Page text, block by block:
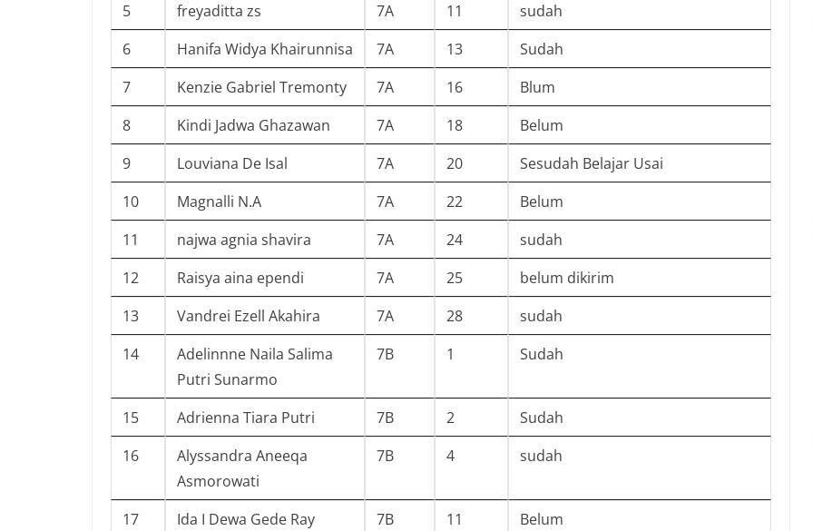
5
freyaditta zs 7A 11
sudah
6
Hanifa Widya Khairunnisa 7A 13
Sudah
7
Kenzie Gabriel Tremonty 7A 16
Blum
8
Kindi Jadwa Ghazawan 7A 18
Belum
9
Louviana De Isal 7A 20
Sesudah Belajar Usai
10
Magnalli N.A 7A 22
Belum
11
najwa agnia shavira 7A 24
sudah
12
Raisya aina ependi 7A 25
belum dikirim
13
Vandrei Ezell Akahira 7A 28
sudah
14
Adelinnne Naila Salima
Putri Sunarmo
7B 1 Sudah
15 Adrienna Tiara Putri 7B 2
Sudah
16
Alyssandra Aneeqa
Asmorowati
7B 4 sudah
17
Ida I Dewa Gede Ray
7B 11 Belum